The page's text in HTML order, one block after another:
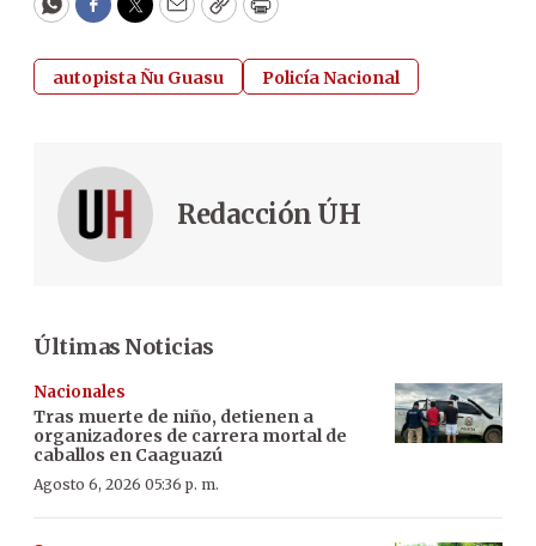
WhatsApp
Facebook
Twitter
EmailCopyPrint
autopista Ñu Guasu Policía Nacional
Redacción ÚH
Últimas Noticias
Nacionales
Tras muerte de niño, detienen a
organizadores de carrera mortal de
caballos en Caaguazú
Agosto 6, 2026 05:36 p. m.